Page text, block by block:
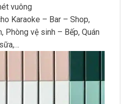
vuông
Karaoke – Bar – Shop,
Phòng vệ sinh – Bếp, Quán